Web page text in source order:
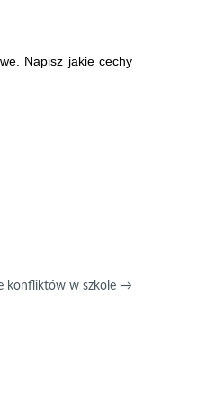
Napisz jakie cechy
konfliktów w szkole →